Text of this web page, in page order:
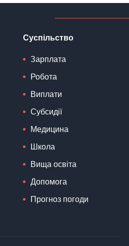
Суспільство
Зарплата
Робота
Виплати
Субсидії
Медицина
Школа
Вища освіта
Допомога
Прогноз погоди